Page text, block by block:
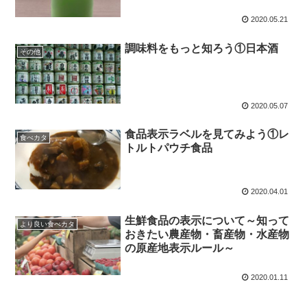
2020.05.21
その他 調味料をもっと知ろう①日本酒
2020.05.07
食べカタ
食品表示ラベルを見てみよう①レ
トルトパウチ食品
2020.04.01
より良い食べカタ
生鮮食品の表示について～知って
おきたい農産物・畜産物・水産物
の原産地表示ルール～
2020.01.11